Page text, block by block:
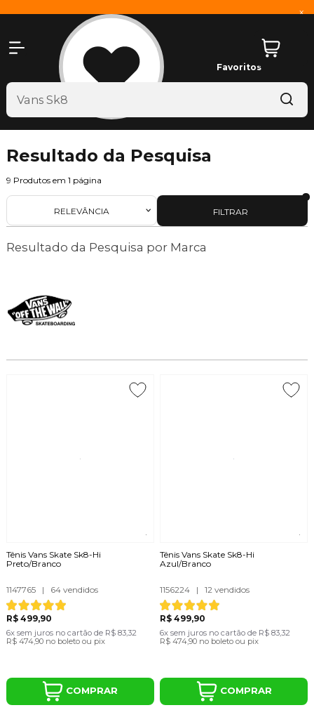
x
Favoritos
Resultado da Pesquisa
9 Produtos em 1 página
FILTRAR
RELEVÂNCIA
Resultado da Pesquisa por Marca
Tênis Vans Skate Sk8-Hi
Preto/Branco
1147765 | 64 vendidos
R$ 499,90
6x sem juros no cartãode R$ 83,32
R$ 474,90 no boleto ou pix
COMPRAR
Tênis Vans Skate Sk8-Hi
Azul/Branco
1156224 | 12 vendidos
R$ 499,90
6x sem juros no cartão de R$ 83,32
R$ 474,90 no boleto ou pix
COMPRAR